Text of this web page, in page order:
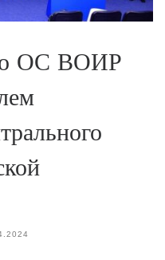
ОС ВОИР